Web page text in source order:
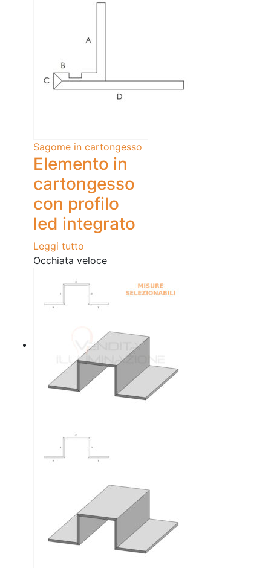
Sagome in cartongesso
Elemento in
cartongesso
con profilo
led integrato
Leggi tutto
Occhiata veloce